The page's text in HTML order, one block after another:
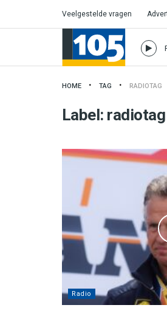
Veelgestelde vragen
HOME TAG RADIOTAG
Label: radiotag
Radio